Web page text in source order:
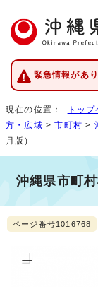
緊急情報があ
現在の位置： トッ
方・広域 >市町村 >
月版）
沖縄県市町
ページ番号1016768